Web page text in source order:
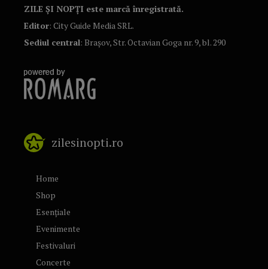
ZILE ȘI NOPȚI este marcă înregistrată.
Editor: City Guide Media SRL.
Sediul central: Brașov, Str. Octavian Goga nr. 9, bl. 290
zilesinopti.ro
Home
Shop
Esențiale
Evenimente
Festivaluri
Concerte